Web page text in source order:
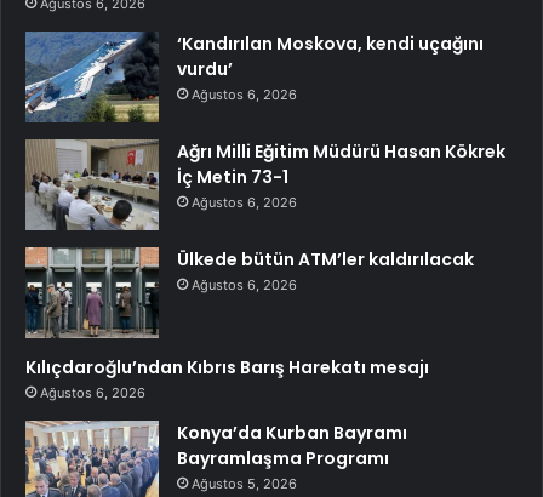
Ağustos 6, 2026
‘Kandırılan Moskova, kendi uçağını
vurdu’
Ağustos 6, 2026
Ağrı Milli Eğitim Müdürü Hasan Kökrek
İç Metin 73-1
Ağustos 6, 2026
Ülkede bütün ATM’ler kaldırılacak
Ağustos 6, 2026
Kılıçdaroğlu’ndan Kıbrıs Barış Harekatı mesajı
Ağustos 6, 2026
Konya’da Kurban Bayramı
Bayramlaşma Programı
Ağustos 5, 2026